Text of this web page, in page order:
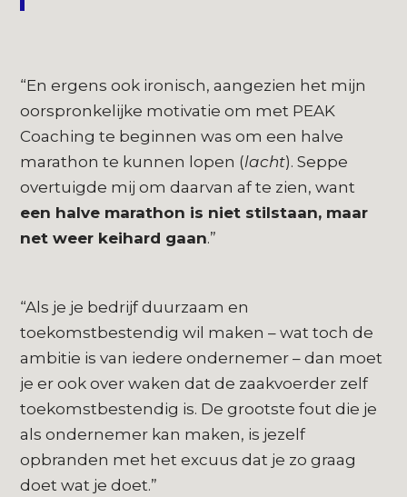
“En ergens ook ironisch, aangezien het mijn
oorspronkelijke motivatie om met PEAK
Coaching te beginnen was om een halve
marathon te kunnen lopen (lacht). Seppe
overtuigde mij om daarvan af te zien, want
een halve marathon is niet stilstaan, maar
net weer keihard gaan.”
“Als je je bedrijf duurzaam en
toekomstbestendig wil maken – wat toch de
ambitie is van iedere ondernemer – dan moet
je er ook over waken dat de zaakvoerder zelf
toekomstbestendig is. De grootste fout die je
als ondernemer kan maken, is jezelf
opbranden met het excuus dat je zo graag
doet wat je doet.”